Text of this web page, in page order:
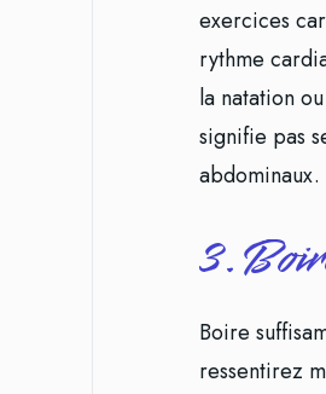
exercices
rythme
la natation
signifie pas
3.
Boire
ressentirez